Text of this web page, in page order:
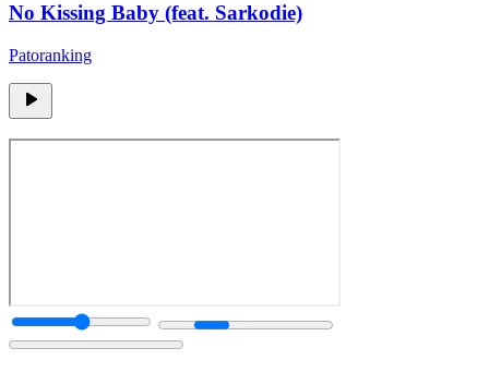
No Kissing Baby (feat. Sarkodie)
Patoranking